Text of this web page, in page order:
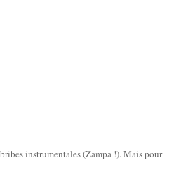
instrumentales (Zampa !). Mais pour